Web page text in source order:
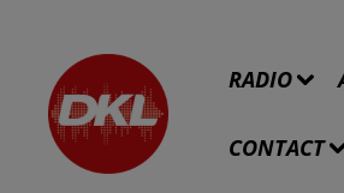
RADIO
CONTACT